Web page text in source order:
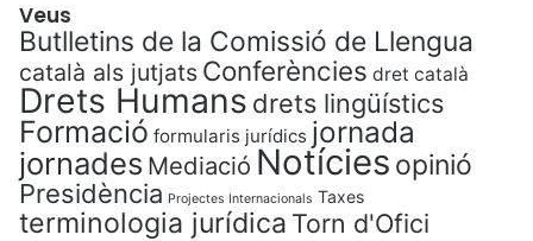
Veus
Butlletins de la Comissió de Llengua
català als jutjats Conferències dret català
Drets Humans drets lingüístics
Formació formularis jurídics jornada
jornades Mediació Notícies opinió
Presidència Projectes Internacionals Taxes
terminologia jurídica Torn d'Ofici